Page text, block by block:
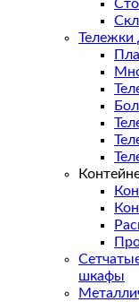
Тележки
шкафы